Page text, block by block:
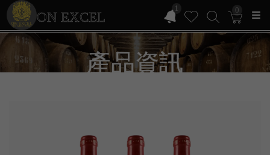
ON EXCEL
1 0
產品資訊